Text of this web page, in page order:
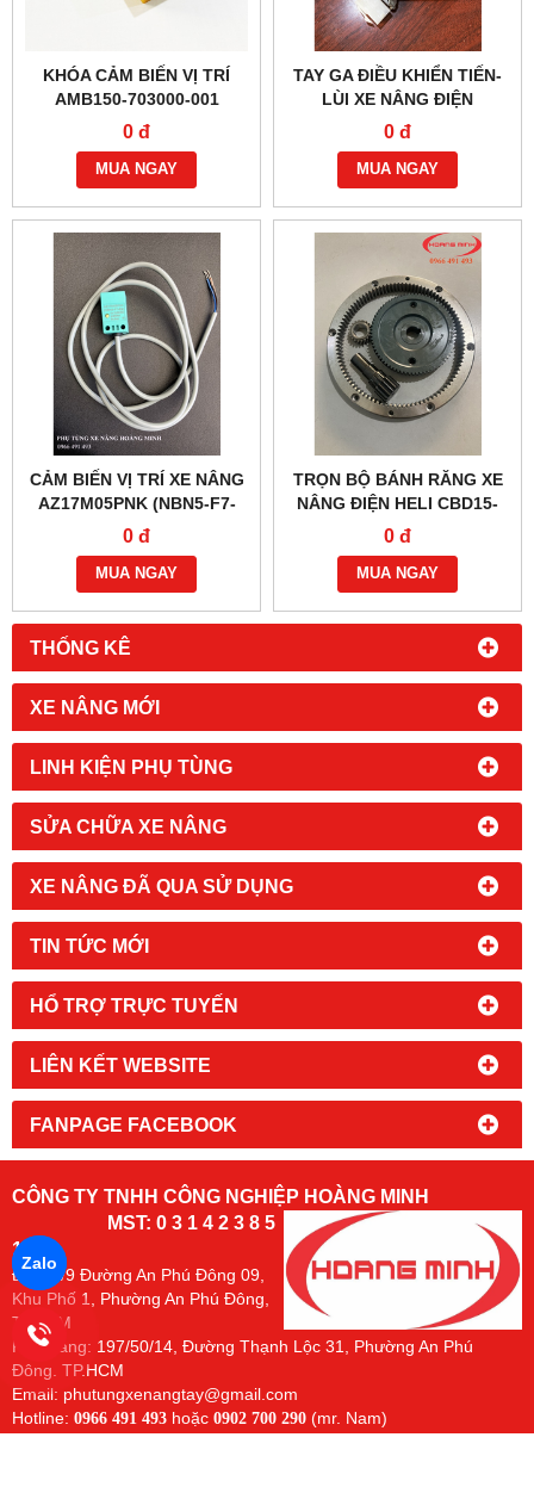
THỐNG KÊ
XE NÂNG MỚI
LINH KIỆN PHỤ TÙNG
SỬA CHỮA XE NÂNG
XE NÂNG ĐÃ QUA SỬ DỤNG
TIN TỨC MỚI
HỔ TRỢ TRỰC TUYẾN
LIÊN KẾT WEBSITE
FANPAGE FACEBOOK
KHÓA CẢM BIẾN VỊ TRÍ
AMB150-703000-001
0 đ
MUA NGAY
TAY GA ĐIỀU KHIỂN TIẾN-
LÙI XE NÂNG ĐIỆN
EPT15W, MT15
0 đ
MUA NGAY
CẢM BIẾN VỊ TRÍ XE NÂNG
AZ17M05PNK (NBN5-F7-
E2)
0 đ
MUA NGAY
TRỌN BỘ BÁNH RĂNG XE
NÂNG ĐIỆN HELI CBD15-
170H/170G
0 đ
MUA NGAY
CÔNG TY TNHH CÔNG NGHIỆP HOÀNG MINH
MST: 0 3 1 4 2 3 8 5
1 8
Đc:94/9 Đường An Phú Đông 09,
Khu Phố 1, Phường An Phú Đông,
TPHCM
Kho Hàng: 197/50/14, Đường Thạnh Lộc 31, Phường An Phú
Đông. TP.HCM
Email: phutungxenangtay@gmail.com
Hotline: 0966 491 493 hoặc 0902 700 290 (mr. Nam)
Zalo